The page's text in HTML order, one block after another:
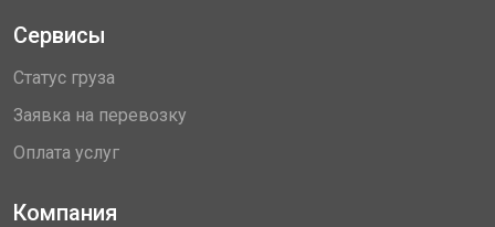
Сервисы
Статус груза
Заявка на перевозку
Оплата услуг
Компания